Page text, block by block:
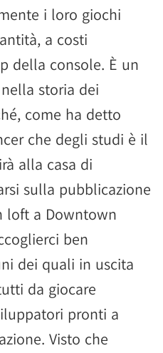
i loro giochi
a costi
della console. È un
storia dei
come ha detto
che degli studi è il
alla casa di
sulla pubblicazione
loft a Downtown
ben
dei quali in uscita
da giocare
pronti a
Visto che